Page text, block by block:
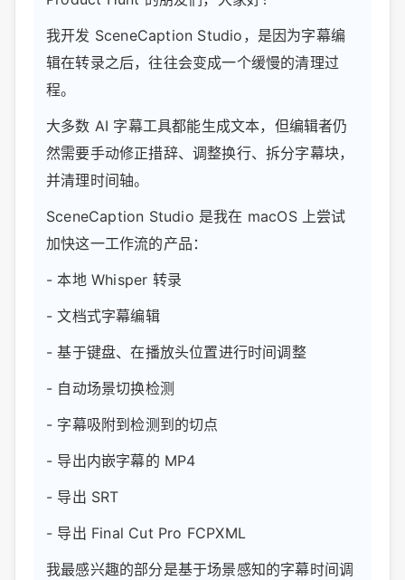
我开发 SceneCaption Studio，是因为字幕编
辑在转录之后，往往会变成一个缓慢的清理过
程。
大多数 AI 字幕工具都能生成文本，但编辑者仍
然需要手动修正措辞、调整换行、拆分字幕块，
并清理时间轴。
SceneCaption Studio 是我在 macOS 上尝试
加快这一工作流的产品：
- 本地 Whisper 转录
- 文档式字幕编辑
- 基于键盘、在播放头位置进行时间调整
- 自动场景切换检测
- 字幕吸附到检测到的切点
- 导出内嵌字幕的 MP4
- 导出 SRT
- 导出 Final Cut Pro FCPXML
我最感兴趣的部分是基于场景感知的字幕时间调